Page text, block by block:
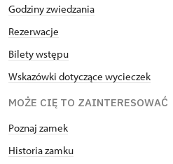
Godziny zwiedzania
Rezerwacje
Bilety wstępu
Wskazówki dotyczące wycieczek
MOŻE CIĘ TO ZAINTERESOWAĆ
Poznaj zamek
Historia zamku